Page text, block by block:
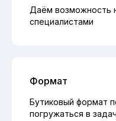
Даём возможность
специалистами
Формат
Бутиковый формат
погружаться в